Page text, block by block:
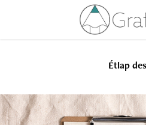
Étlap